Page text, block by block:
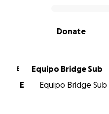
0% complete
Donate
E
Equipo Bridge Sub
E
Equipo Bridge